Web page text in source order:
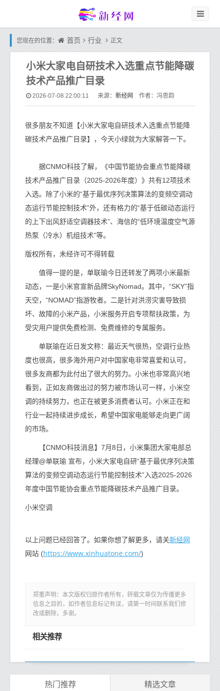
您现在的位置： 首页 行业 正文
小米大家电自研技术入选重点节能降碳
技术产品推广目录
2026-07-08 22:00:11 来源： 新经网 作者：冯思韵
很多朋友不知道【小米大家电自研技术入选重点节能降
碳技术产品推广目录】，今天小绿就为大家解答一下。
据CNMO科技了解，《中国节能协会重点节能降碳
技术产品推广目录（2025-2026年度）》共有12项技术
入选。除了小米的“基于最优序列决策算法的变频空调动
态运行节能控制技术”外，还有格力的“基于低碳动态运行
的上下出风舒适空调器技术”、海信的“低环境温度空气源
热泵（冷水）机组技术”等。
版权所有，未经许可不得转载
值得一提的是，单联瑜今日还转发了两项小米最新
动态，一是小米官宣新品牌SkyNomad。其中，“SKY”指
天空，“NOMAD”指游牧者。二是针对洪涝灾害导致损
坏、故障的小米产品，小米服务开启专项帮扶政策，为
受灾用户提供免费检测、免费维修的专属服务。
单联瑜在近日发文称：最近天气很热，空调行业热
度也很高，很多海外用户对中国家电非常喜爱和认可，
很多友商都为此付出了很大的努力。小米也非常高兴地
看到，正如友商做出过的努力被市场认可一样，小米空
调的持续努力，也正在被更多消费者认可。小米正在和
行业一起持续进步成长，希望中国家电能够走向更广阔
的市场。
【CNMO科技消息】7月8日，小米集团大家电部总
经理@单联瑜 宣布，小米大家电自研“基于最优序列决策
算法的变频空调动态运行节能控制技术”入选2025-2026
年度中国节能协会重点节能降碳技术产品推广目录。
小米空调
以上问题已经回答了。如果你想了解更多，请关新经网
网站 (https://www.xinhuatone.com/)
郑重声明：本文版权归原作者所有，转载文章仅为传播更多
信息之目的，如作者信息标记有误，请第一时间联系我们修
改或删除，多谢。
相关推荐
热门推荐 精选文章